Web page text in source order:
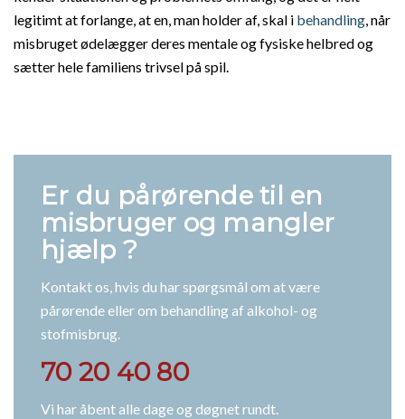
legitimt at forlange, at en, man holder af, skal i behandling, når
misbruget ødelægger deres mentale og fysiske helbred og
sætter hele familiens trivsel på spil.
Er du pårørende til en
misbruger og mangler
hjælp ?
Kontakt os, hvis du har spørgsmål om at være
pårørende eller om behandling af alkohol- og
stofmisbrug.
70 20 40 80
Vi har åbent alle dage og døgnet rundt.